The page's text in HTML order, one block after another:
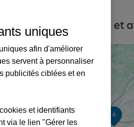
: adresses, contacts et
6
uniques
afin d'améliorer
servent à personnaliser
publicités ciblées et en
et identifiants
via le lien "Gérer les